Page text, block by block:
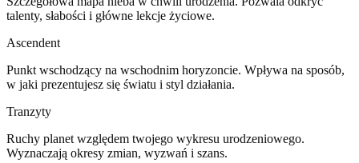
talenty, słabości i główne lekcje życiowe.
Ascendent
Punkt wschodzący na wschodnim horyzoncie. Wpływa na sposób,
w jaki prezentujesz się światu i styl działania.
Tranzyty
Ruchy planet względem twojego wykresu urodzeniowego.
Wyznaczają okresy zmian, wyzwań i szans.